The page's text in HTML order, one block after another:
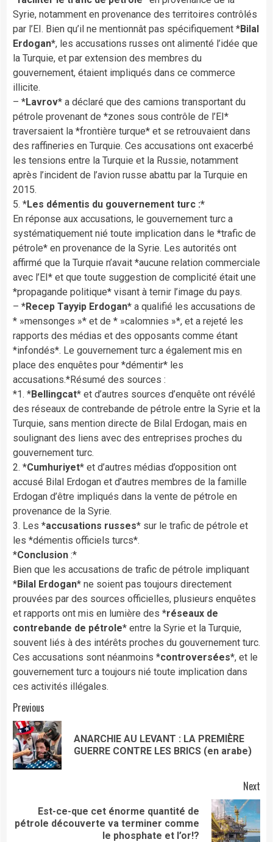
Syrie, notamment en provenance des territoires contrôlés
par l’EI. Bien qu’il ne mentionnât pas spécifiquement *Bilal
Erdogan*, les accusations russes ont alimenté l’idée que
la Turquie, et par extension des membres du
gouvernement, étaient impliqués dans ce commerce
illicite.
– *Lavrov* a déclaré que des camions transportant du
pétrole provenant de *zones sous contrôle de l’EI*
traversaient la *frontière turque* et se retrouvaient dans
des raffineries en Turquie. Ces accusations ont exacerbé
les tensions entre la Turquie et la Russie, notamment
après l’incident de l’avion russe abattu par la Turquie en
2015.
5. *Les démentis du gouvernement turc :*
En réponse aux accusations, le gouvernement turc a
systématiquement nié toute implication dans le *trafic de
pétrole* en provenance de la Syrie. Les autorités ont
affirmé que la Turquie n’avait *aucune relation commerciale
avec l’EI* et que toute suggestion de complicité était une
*propagande politique* visant à ternir l’image du pays.
– *Recep Tayyip Erdogan* a qualifié les accusations de
* »mensonges »* et de * »calomnies »*, et a rejeté les
rapports des médias et des opposants comme étant
*infondés*. Le gouvernement turc a également mis en
place des enquêtes pour *démentir* les
accusations.*Résumé des sources :
*1. *Bellingcat* et d’autres sources d’enquête ont révélé
des réseaux de contrebande de pétrole entre la Syrie et la
Turquie, sans mention directe de Bilal Erdogan, mais en
soulignant des liens avec des entreprises proches du
gouvernement turc.
2. *Cumhuriyet* et d’autres médias d’opposition ont
accusé Bilal Erdogan et d’autres membres de la famille
Erdogan d’être impliqués dans la vente de pétrole en
provenance de la Syrie.
3. Les *accusations russes* sur le trafic de pétrole et
les *démentis officiels turcs*.
*Conclusion :*
Bien que les accusations de trafic de pétrole impliquant
*Bilal Erdogan* ne soient pas toujours directement
prouvées par des sources officielles, plusieurs enquêtes
et rapports ont mis en lumière des *réseaux de
contrebande de pétrole* entre la Syrie et la Turquie,
souvent liés à des intérêts proches du gouvernement turc.
Ces accusations sont néanmoins *controversées*, et le
gouvernement turc a toujours nié toute implication dans
ces activités illégales.
Continue
Reading
Previous
ANARCHIE AU LEVANT : LA PREMIÈRE
GUERRE CONTRE LES BRICS (en arabe)
Next
Next
Est-ce-que cet énorme quantité de
pétrole découverte va terminer comme
le phosphate et l’or!?